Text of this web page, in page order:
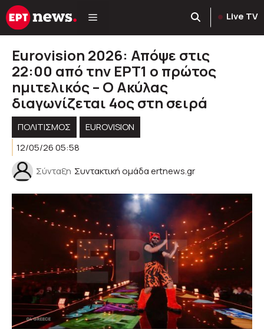
Μετάβαση
σε
Live TV
Eurovision 2026: Απόψε στις
22:00 από την ΕΡΤ1 ο πρώτος
ημιτελικός – Ο Ακύλας
διαγωνίζεται 4ος στη σειρά
ΠΟΛΙΤΙΣΜΟΣ
EUROVISION
12/05/26 05:58
Σύνταξη Συντακτική ομάδα ertnews.gr